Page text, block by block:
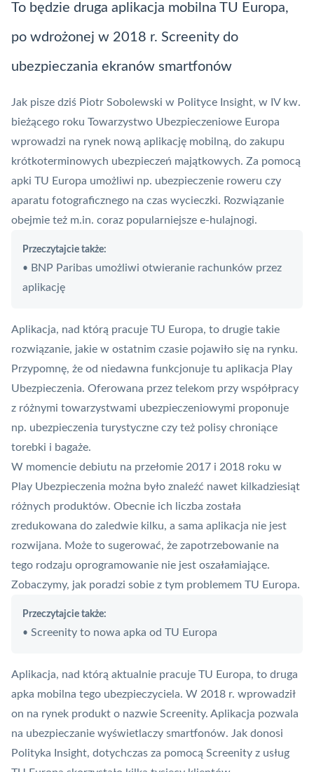
To będzie druga aplikacja mobilna TU Europa,
po wdrożonej w 2018 r. Screenity do
ubezpieczania ekranów smartfonów
Jak pisze dziś Piotr Sobolewski w Polityce Insight, w IV kw.
bieżącego roku Towarzystwo Ubezpieczeniowe Europa
wprowadzi na rynek nową aplikację mobilną, do zakupu
krótkoterminowych ubezpieczeń majątkowych. Za pomocą
apki TU Europa umożliwi np. ubezpieczenie roweru czy
aparatu fotograficznego na czas wycieczki. Rozwiązanie
obejmie też m.in. coraz popularniejsze e-hulajnogi.
Przeczytajcie także:
• BNP Paribas umożliwi otwieranie rachunków przez
aplikację
Aplikacja, nad którą pracuje TU Europa, to drugie takie
rozwiązanie, jakie w ostatnim czasie pojawiło się na rynku.
Przypomnę, że od niedawna funkcjonuje tu aplikacja Play
Ubezpieczenia. Oferowana przez telekom przy współpracy
z różnymi towarzystwami ubezpieczeniowymi proponuje
np. ubezpieczenia turystyczne czy też polisy chroniące
torebki i bagaże.
W momencie debiutu na przełomie 2017 i 2018 roku w
Play Ubezpieczenia można było znaleźć nawet kilkadziesiąt
różnych produktów. Obecnie ich liczba została
zredukowana do zaledwie kilku, a sama aplikacja nie jest
rozwijana. Może to sugerować, że zapotrzebowanie na
tego rodzaju oprogramowanie nie jest oszałamiające.
Zobaczymy, jak poradzi sobie z tym problemem TU Europa.
Przeczytajcie także:
• Screenity to nowa apka od TU Europa
Aplikacja, nad którą aktualnie pracuje TU Europa, to druga
apka mobilna tego ubezpieczyciela. W 2018 r. wprowadził
on na rynek produkt o nazwie Screenity. Aplikacja pozwala
na ubezpieczanie wyświetlaczy smartfonów. Jak donosi
Polityka Insight, dotychczas za pomocą Screenity z usług